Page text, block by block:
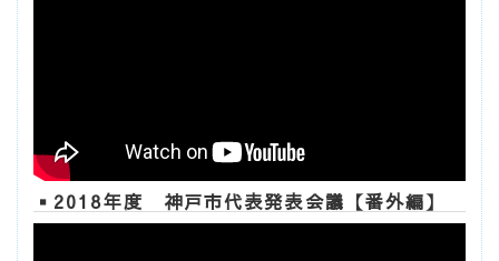
▪2018年度 神戸市代表発表会議【番外編】